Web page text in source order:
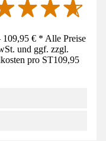
€ * Alle Preise
und ggf. zzgl.
pro ST109,95